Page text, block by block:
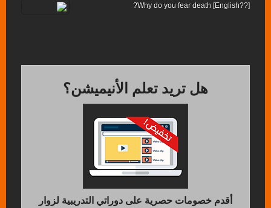
[??English] Why do you fear death?